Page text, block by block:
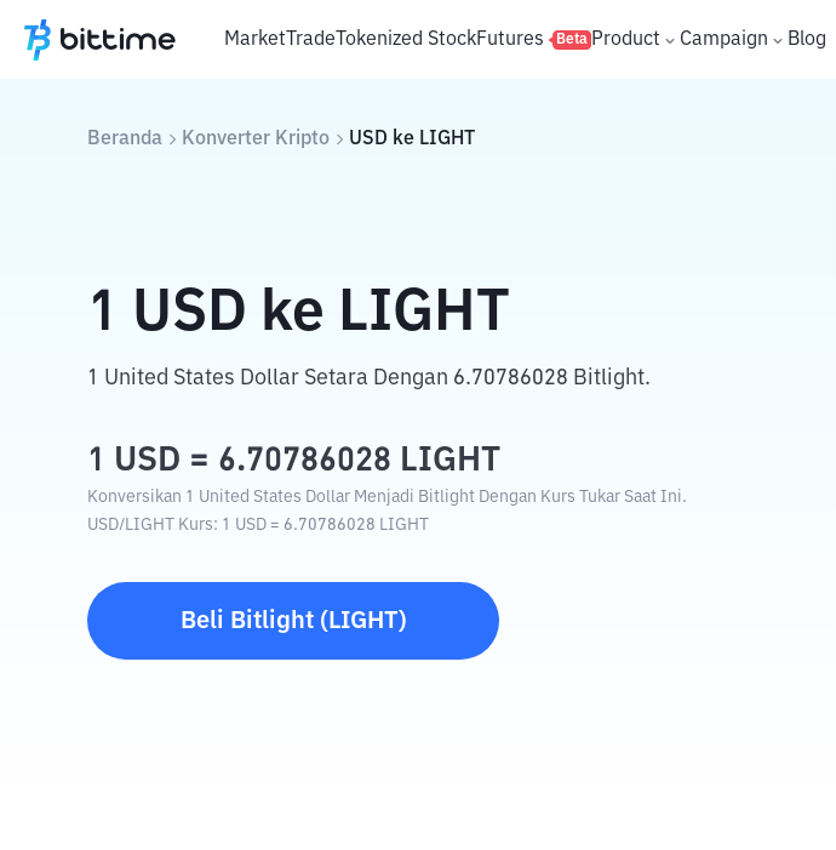
MarketTradeTokenized StockFutures Beta Product Campaign Blog
Beranda Konverter Kripto USD ke LIGHT
1 USD ke LIGHT
1 United States Dollar Setara Dengan 6.70786028 Bitlight.
1 USD = 6.70786028 LIGHT
Konversikan 1 United States Dollar Menjadi Bitlight Dengan Kurs Tukar Saat Ini.
USD/LIGHT Kurs: 1 USD = 6.70786028 LIGHT
Beli Bitlight( LIGHT)